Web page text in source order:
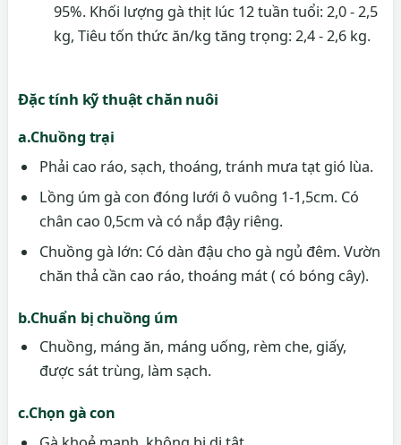
95%. Khối lượng gà thịt lúc 12 tuần tuổi: 2,0 - 2,5
kg, Tiêu tốn thức ăn/kg tăng trọng: 2,4 - 2,6 kg.
Đặc tính kỹ thuật chăn nuôi
a.Chuồng trại
Phải cao ráo, sạch, thoáng, tránh mưa tạt gió lùa.
Lồng úm gà con đóng lưới ô vuông 1-1,5cm. Có
chân cao 0,5cm và có nắp đậy riêng.
Chuồng gà lớn: Có dàn đậu cho gà ngủ đêm. Vườn
chăn thả cần cao ráo, thoáng mát ( có bóng cây).
b.Chuẩn bị chuồng úm
Chuồng, máng ăn, máng uống, rèm che, giấy,
được sát trùng, làm sạch.
c.Chọn gà con